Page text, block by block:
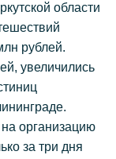
области
рублей.
увеличились
организацию
за три дня